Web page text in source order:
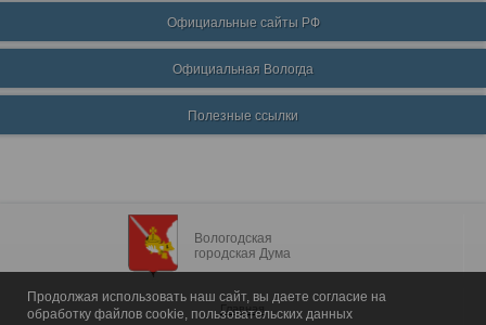
Официальные сайты РФ
Официальная Вологда
Полезные ссылки
Вологодская
городская Дума
Главная
Продолжая использовать наш сайт, вы даете согласие на
обработку файлов cookie, пользовательских данных